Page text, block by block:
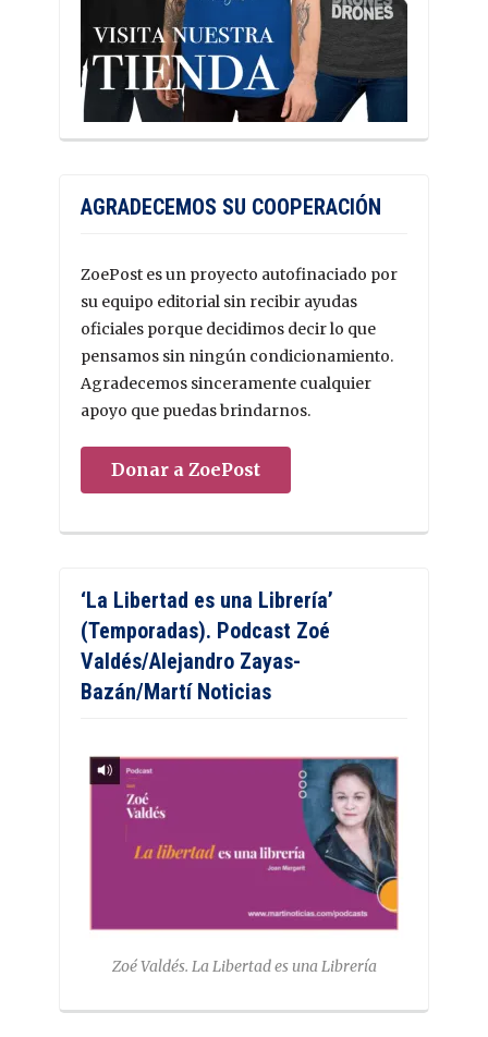
AGRADECEMOS SU COOPERACIÓN
ZoePost es un proyecto autofinaciado por
su equipo editorial sin recibir ayudas
oficiales porque decidimos decir lo que
pensamos sin ningún condicionamiento.
Agradecemos sinceramente cualquier
apoyo que puedas brindarnos.
Donar a ZoePost
‘La Libertad es una Librería’
(Temporadas). Podcast Zoé
Valdés/Alejandro Zayas-
Bazán/Martí Noticias
Zoé Valdés. La Libertad es una Librería